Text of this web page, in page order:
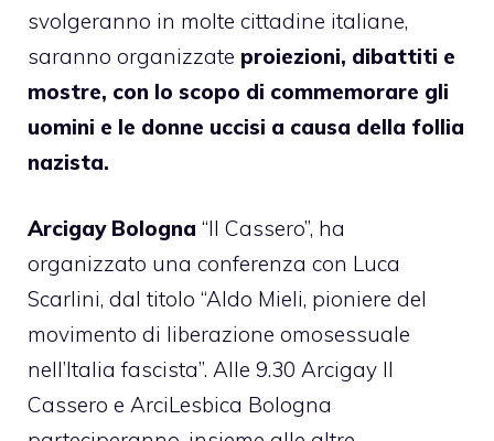
svolgeranno in molte cittadine italiane,
saranno organizzate proiezioni, dibattiti e
mostre, con lo scopo di commemorare gli
uomini e le donne uccisi a causa della follia
nazista.
Arcigay Bologna “Il Cassero”, ha
organizzato una conferenza con Luca
Scarlini, dal titolo “Aldo Mieli, pioniere del
movimento di liberazione omosessuale
nell’Italia fascista”. Alle 9.30 Arcigay Il
Cassero e ArciLesbica Bologna